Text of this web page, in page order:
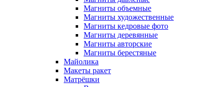
Магниты объемные
Магниты художественные
Магниты кедровые фото
Магниты деревянные
Магниты авторские
Магниты берестяные
Майолика
Макеты ракет
Матрёшки